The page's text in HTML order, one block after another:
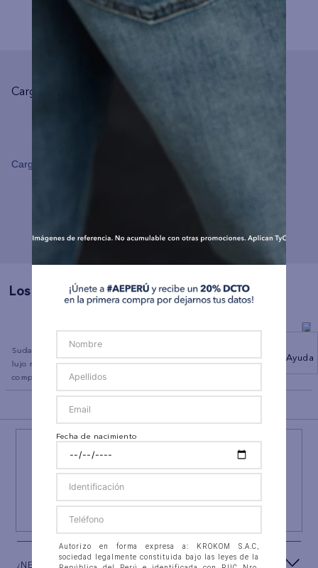
Ayuda
Cargando el resumen…
Cargando comentarios…
Los Más Vendidos
Sudadera con capucha de
lujo relajado con cremallera
completa
Ae
BACK TO TOP
ÚNETE A#AEPERU
¿NECESITAS AYUDA?
Fecha de nacimiento
Autorizo en forma expresa a: KROKOM S.A.C,
sociedad legalmente constituida bajo las leyes de la